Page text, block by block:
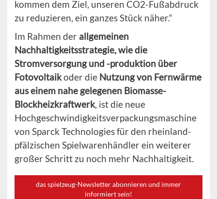
kommen dem Ziel, unseren CO2-Fußabdruck
zu reduzieren, ein ganzes Stück näher.“
Im Rahmen der allgemeinen
Nachhaltigkeitsstrategie, wie die
Stromversorgung und -produktion über
Fotovoltaikoder die Nutzung von Fernwärme
aus einem nahe gelegenen Biomasse-
Blockheizkraftwerk, ist die neue
Hochgeschwindigkeitsverpackungsmaschine
von Sparck Technologies für den rheinland-
pfälzischen Spielwarenhändler ein weiterer
großer Schritt zu noch mehr Nachhaltigkeit.
das spielzeug-Newsletter abonnieren und immer
informiert sein!